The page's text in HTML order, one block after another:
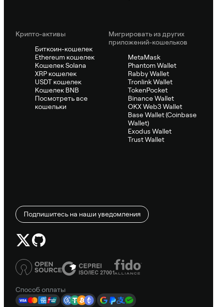
Крипто-активы
Биткоин-кошелек
Ethereum кошелек
Кошелек Solana
XRP кошелек
USDT кошелек
Кошелек BNB
Посмотреть все
кошельки
Мигрировать из других
приложений-кошельков
MetaMask
Phantom Wallet
Rabby Wallet
Tronlink Wallet
TokenPocket
Binance Wallet
OKX Web3 Wallet
Base Wallet (Coinbase
Wallet)
Exodus Wallet
Trust Wallet
Подпишитесь на наши уведомления
Способ оплаты